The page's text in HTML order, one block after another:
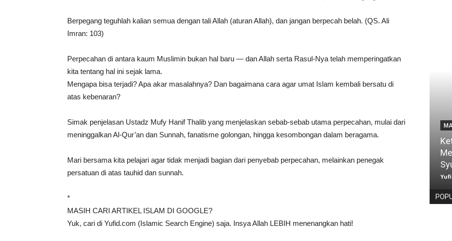
Berpegang teguhlah kalian semua dengan tali Allah (aturan Allah), dan jangan berpecah belah. (QS. Ali
Imran: 103)
Perpecahan di antara kaum Muslimin bukan hal baru — dan Allah serta Rasul-Nya telah memperingatkan
kita tentang hal ini sejak lama.
Mengapa bisa terjadi? Apa akar masalahnya? Dan bagaimana cara agar umat Islam kembali bersatu di
atas kebenaran?
Simak penjelasan Ustadz Mufy Hanif Thalib yang menjelaskan sebab-sebab utama perpecahan, mulai dari
meninggalkan Al-Qur’an dan Sunnah, fanatisme golongan, hingga kesombongan dalam beragama.
Mari bersama kita pelajari agar tidak menjadi bagian dari penyebab perpecahan, melainkan penegak
persatuan di atas tauhid dan sunnah.
*
MASIH CARI ARTIKEL ISLAM DI GOOGLE?
Yuk, cari di Yufid.com (Islamic Search Engine) saja. Insya Allah LEBIH menenangkan hati!